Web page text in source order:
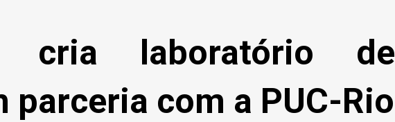
cria laboratório de
parceria com a PUC-Rio